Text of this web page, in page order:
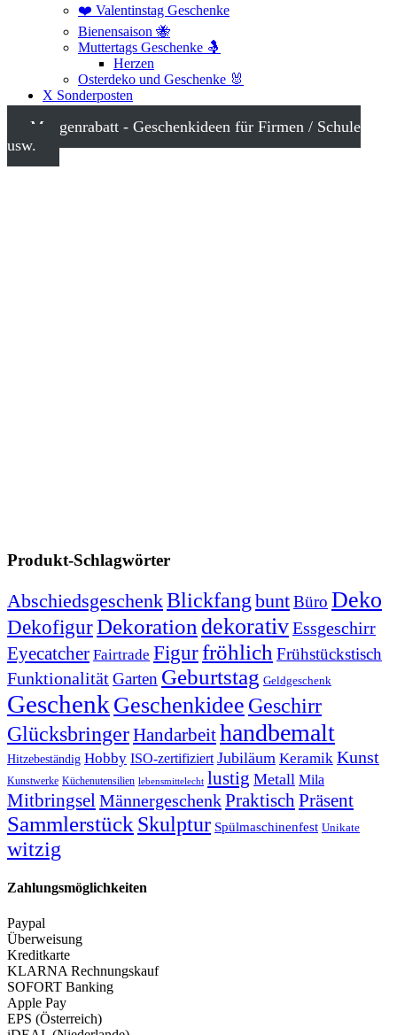
❤️ Valentinstag Geschenke
Bienensaison 🐝
Muttertags Geschenke 🤱
Herzen
Osterdeko und Geschenke 🐰
X Sonderposten
Mengenrabatt - Geschenkideen für Firmen / Schule
usw.
Produkt-Schlagwörter
AbschiedsgeschenkBlickfang buntBüro Deko
DekofigurDekoration dekorativEssgeschirr
Eyecatcher Fairtrade Figurfröhlich Frühstückstisch
FunktionalitätGarten Geburtstag Geldgeschenk
Geschenk Geschenkidee Geschirr
GlücksbringerHandarbeithandbemalt
Hitzebeständig Hobby ISO-zertifiziert Jubiläum Keramik Kunst
Kunstwerke Küchenutensilien lebensmittelecht lustig Metall Mila
MitbringselMännergeschenkPraktischPräsent
Sammlerstück Skulptur Spülmaschinenfest Unikate
witzig
Zahlungsmöglichkeiten
Paypal
Überweisung
Kreditkarte
KLARNA Rechnungskauf
SOFORT Banking
Apple Pay
EPS (Österreich)